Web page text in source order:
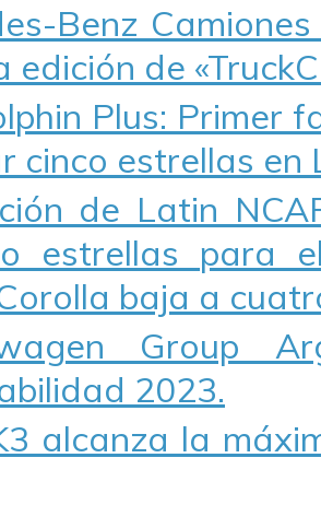
Benz
edición de
Plus: Primer
cinco estrellas en
de Latin
estrellas para
baja a
Group
2023.
alcanza la